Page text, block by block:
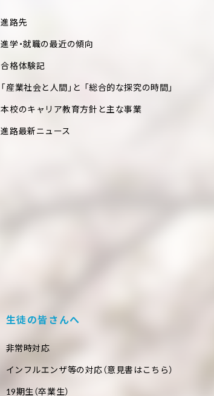
進路先
進学・就職の最近の傾向
合格体験記
「産業社会と人間」と 「総合的な探究の時間」
本校のキャリア教育方針と主な事業
進路最新ニュース
生徒の皆さんへ
非常時対応
インフルエンザ等の対応（意見書はこちら）
19期生（卒業生）